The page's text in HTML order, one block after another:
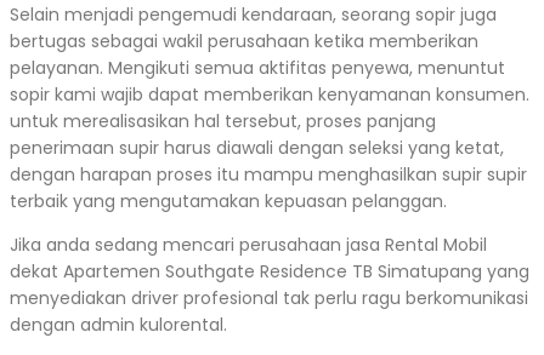
Selain menjadi pengemudi kendaraan, seorang sopir juga
bertugas sebagai wakil perusahaan ketika memberikan
pelayanan. Mengikuti semua aktifitas penyewa, menuntut
sopir kami wajib dapat memberikan kenyamanan konsumen.
untuk merealisasikan hal tersebut, proses panjang
penerimaan supir harus diawali dengan seleksi yang ketat,
dengan harapan proses itu mampu menghasilkan supir supir
terbaik yang mengutamakan kepuasan pelanggan.
Jika anda sedang mencari perusahaan jasa Rental Mobil
dekat Apartemen Southgate Residence TB Simatupang yang
menyediakan driver profesional tak perlu ragu berkomunikasi
dengan admin kulorental.